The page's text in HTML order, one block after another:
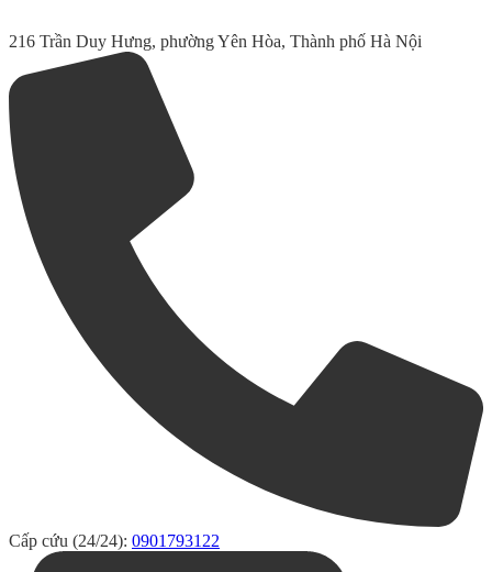
216 Trần Duy Hưng, phường Yên Hòa, Thành phố Hà Nội
Cấp cứu (24/24): 0901793122